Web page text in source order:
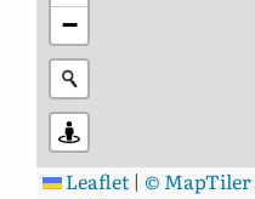
−
Leaflet | © MapTiler